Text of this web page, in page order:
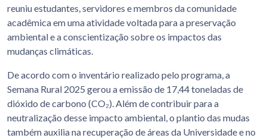
reuniu estudantes, servidores e membros da comunidade
acadêmica em uma atividade voltada para a preservação
ambiental e a conscientização sobre os impactos das
mudanças climáticas.
De acordo com o inventário realizado pelo programa, a
Semana Rural 2025 gerou a emissão de 17,44 toneladas de
dióxido de carbono (CO₂). Além de contribuir para a
neutralização desse impacto ambiental, o plantio das mudas
também auxilia na recuperação de áreas da Universidade e no